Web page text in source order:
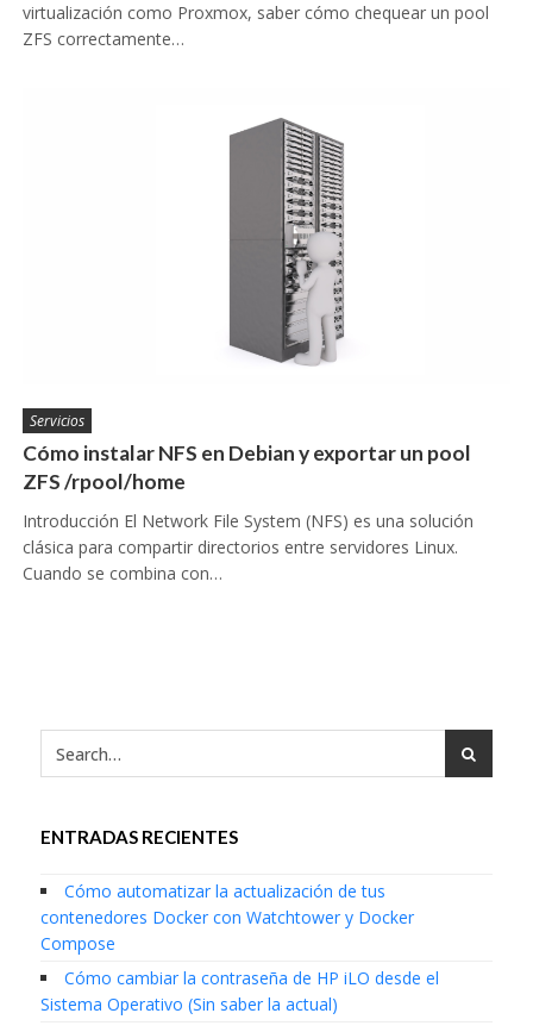
virtualización como Proxmox, saber cómo chequear un pool
ZFS correctamente…
Servicios
Cómo instalar NFS en Debian y exportar un pool
ZFS /rpool/home
Introducción El Network File System (NFS) es una solución
clásica para compartir directorios entre servidores Linux.
Cuando se combina con…
ENTRADAS RECIENTES
Cómo automatizar la actualización de tus
contenedores Docker con Watchtower y Docker
Compose
Cómo cambiar la contraseña de HP iLO desde el
Sistema Operativo (Sin saber la actual)